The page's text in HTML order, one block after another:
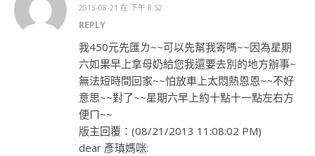
2013-08-21 在 下午 8:52
REPLY
我450元先匯ㄌ~~可以先幫我寄嗎~~因為星期
六如果早上拿母奶給您我還要去別的地方辦事~
無法短時間回家~~怕放車上太悶熱恩恩~~不好
意思~~對了~~星期六早上約十點十一點左右方
便ㄇ~~
版主回覆：(08/21/2013 11:08:02 PM)
dear 彥瑱媽咪: